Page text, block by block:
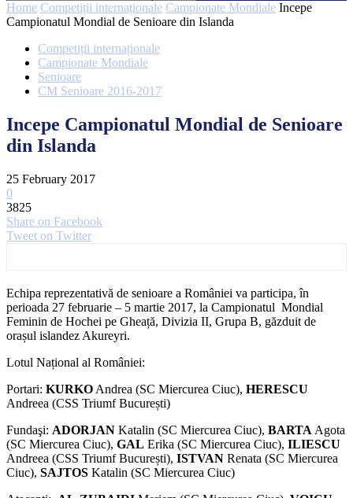
Home Competiții internaționale Campionate Mondiale Incepe
Campionatul Mondial de Senioare din Islanda
Competiții internaționale
Campionate Mondiale
Senioare
CM Senioare 2016-2017
Incepe Campionatul Mondial de Senioare
din Islanda
25 February 2017
0
3825
Share on Facebook
Tweet on Twitter
Echipa reprezentativă de senioare a României va participa, în
perioada 27 februarie – 5 martie 2017, la Campionatul Mondial
Feminin de Hochei pe Gheață, Divizia II, Grupa B, găzduit de
orașul islandez Akureyri.
Lotul Național al României:
Portari: KURKO Andrea (SC Miercurea Ciuc), HERESCU
Andreea (CSS Triumf București)
Fundaşi: ADORJAN Katalin (SC Miercurea Ciuc), BARTA Agota
(SC Miercurea Ciuc), GAL Erika (SC Miercurea Ciuc), ILIESCU
Andreea (CSS Triumf București), ISTVAN Renata (SC Miercurea
Ciuc), SAJTOS Katalin (SC Miercurea Ciuc)